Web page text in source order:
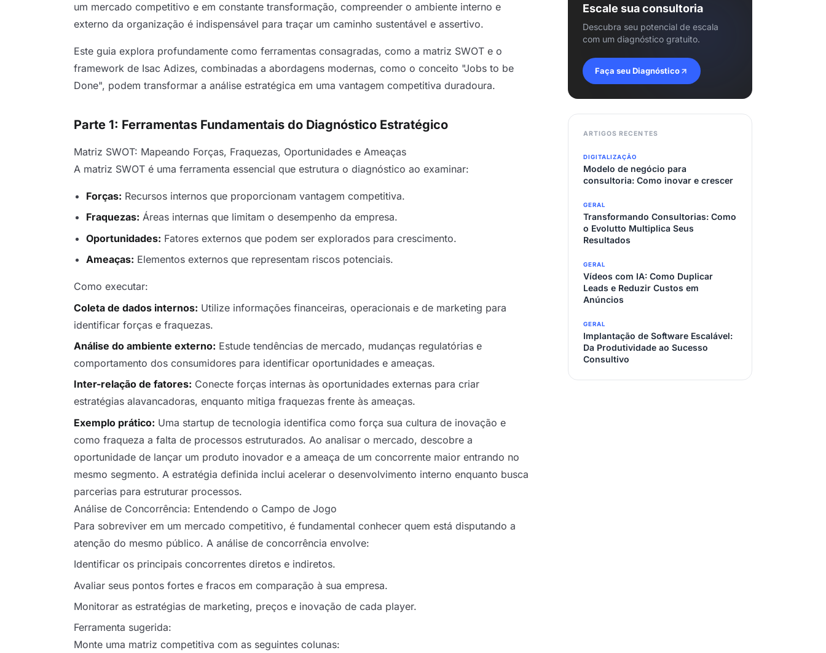
um mercado competitivo e em constante transformação, compreender o ambiente interno e
externo da organização é indispensável para traçar um caminho sustentável e assertivo.
Este guia explora profundamente como ferramentas consagradas, como a matriz SWOT e o
framework de Isac Adizes, combinadas a abordagens modernas, como o conceito "Jobs to be
Done", podem transformar a análise estratégica em uma vantagem competitiva duradoura.
Parte 1: Ferramentas Fundamentais do Diagnóstico Estratégico
Matriz SWOT: Mapeando Forças, Fraquezas, Oportunidades e Ameaças
A matriz SWOT é uma ferramenta essencial que estrutura o diagnóstico ao examinar:
Forças: Recursos internos que proporcionam vantagem competitiva.
Fraquezas: Áreas internas que limitam o desempenho da empresa.
Oportunidades: Fatores externos que podem ser explorados para crescimento.
Ameaças: Elementos externos que representam riscos potenciais.
Como executar:
Coleta de dados internos: Utilize informações financeiras, operacionais e de marketing para
identificar forças e fraquezas.
Análise do ambiente externo: Estude tendências de mercado, mudanças regulatórias e
comportamento dos consumidores para identificar oportunidades e ameaças.
Inter-relação de fatores: Conecte forças internas às oportunidades externas para criar
estratégias alavancadoras, enquanto mitiga fraquezas frente às ameaças.
Exemplo prático: Uma startup de tecnologia identifica como força sua cultura de inovação e
como fraqueza a falta de processos estruturados. Ao analisar o mercado, descobre a
oportunidade de lançar um produto inovador e a ameaça de um concorrente maior entrando no
mesmo segmento. A estratégia definida inclui acelerar o desenvolvimento interno enquanto busca
parcerias para estruturar processos.
Análise de Concorrência: Entendendo o Campo de Jogo
Para sobreviver em um mercado competitivo, é fundamental conhecer quem está disputando a
atenção do mesmo público. A análise de concorrência envolve:
Identificar os principais concorrentes diretos e indiretos.
Avaliar seus pontos fortes e fracos em comparação à sua empresa.
Monitorar as estratégias de marketing, preços e inovação de cada player.
Ferramenta sugerida:
Monte uma matriz competitiva com as seguintes colunas:
Escale sua consultoria
Descubra seu potencial de escala
com um diagnóstico gratuito.
Faça seu Diagnóstico
ARTIGOS RECENTES
DIGITALIZAÇÃO
Modelo de negócio para
consultoria: Como inovar e crescer
GERAL
Transformando Consultorias: Como
o Evolutto Multiplica Seus
Resultados
GERAL
Vídeos com IA: Como Duplicar
Leads e Reduzir Custos em
Anúncios
GERAL
Implantação de Software Escalável:
Da Produtividade ao Sucesso
Consultivo